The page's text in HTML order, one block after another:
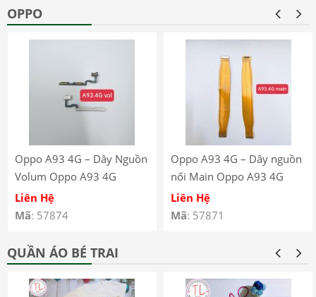
OPPO
Oppo A93 4G – Dây Nguồn
Volum Oppo A93 4G
CPH2121 CPH2123
Liên Hệ
Mã: 57874
Oppo A93 4G – Dây nguồn
nối Main Oppo A93 4G
CPH2121 CPH2123
Liên Hệ
Mã: 57871
QUẦN ÁO BÉ TRAI